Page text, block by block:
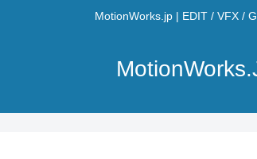
MotionWorks.jp | EDIT / VFX /